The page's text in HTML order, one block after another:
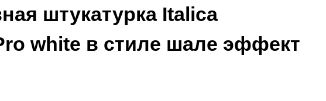
штукатурка Italica
white в стиле шале эффект